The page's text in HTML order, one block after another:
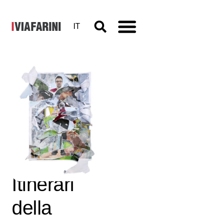
IT
Viafarini
Open
Studio +
BONUS
Itinerari
della